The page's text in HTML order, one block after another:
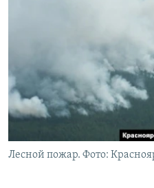
Лесной пожар. Фото: